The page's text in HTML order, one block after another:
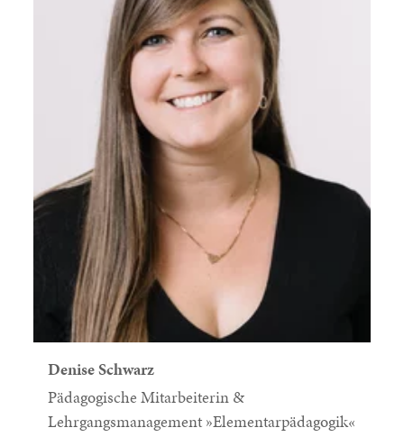
Denise Schwarz
Pädagogische Mitarbeiterin &
Lehrgangsmanagement »Elementarpädagogik«